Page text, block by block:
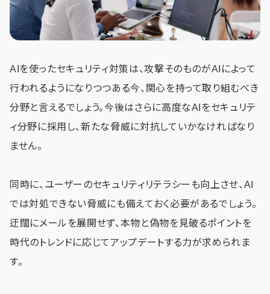
AIを使ったセキュリティ対策は、攻撃そのものがAIによって
行われるようになりつつある今、関心を持って取り組むべき
分野と言えるでしょう。今後はさらに高度なAIをセキュリテ
ィ分野に採用し、新たな脅威に対抗していかなければなり
ません。
同時に、ユーザーのセキュリティリテラシーも向上させ、AI
では対処できない脅威にも備えておく必要があるでしょう。
迂闊にメールを展開せず、本物と偽物を見破るポイントを
時代のトレンドに応じてアップデートする力が求められま
す。